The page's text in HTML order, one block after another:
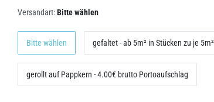
Versandart:Bitte wählen
Bitte wählen gefaltet - ab 5m² in Stücken zu je 5m²
gerollt auf Pappkern - 4.00€ brutto Portoaufschlag